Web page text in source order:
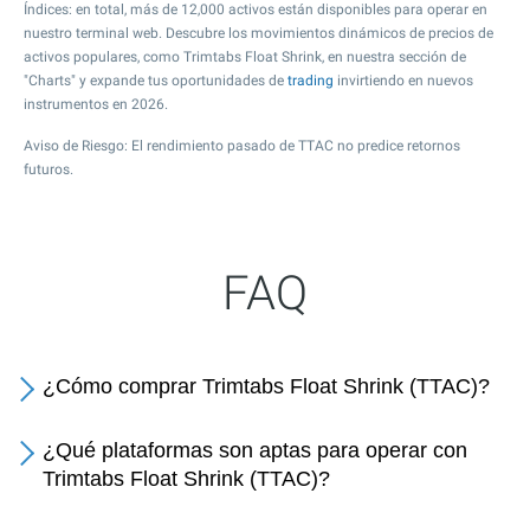
Índices: en total, más de 12,000 activos están disponibles para operar en
nuestro terminal web. Descubre los movimientos dinámicos de precios de
activos populares, como Trimtabs Float Shrink, en nuestra sección de
"Charts" y expande tus oportunidades de trading invirtiendo en nuevos
instrumentos en 2026.
Aviso de Riesgo: El rendimiento pasado de TTAC no predice retornos
futuros.
FAQ
¿Cómo comprar Trimtabs Float Shrink (TTAC)?
¿Qué plataformas son aptas para operar con
Trimtabs Float Shrink (TTAC)?